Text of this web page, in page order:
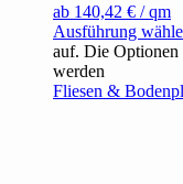
ab 140,42 € / qm
Ausführung
auf. Die Optionen
werden
Fliesen &